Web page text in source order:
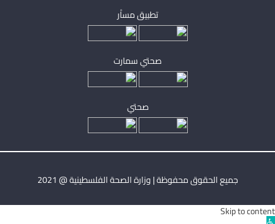
تطبيق مساْر
صحتي سمارت
صحتي
جميع الحقوق محفوظة | وزارة الصحة الفلسطينية @ 2021
Skip to content